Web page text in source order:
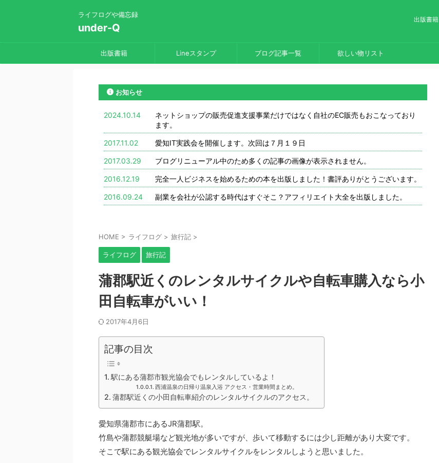
ライフログや備忘録
under-Q
出版書籍
出版書籍 Lineスタンプ ブログ記事一覧 欲しい物リスト
お知らせ
2024.10.14
ネットショップの販売促進支援事業だけではなく自社のEC販売もおこなっており
ます。
2017.11.02 愛知IT実践会を開催します。次回は７月１９日
2017.03.29 ブログリニューアル中のため多くの記事の画像が表示されません。
2016.12.19 完全一人ビジネスを始めるための本を出版しました！書評ありがとうございます。
2016.09.24 副業を会社が公認する時代はすぐそこ？アフィリエイト大全を出版しました。
HOME > ライフログ > 旅行記 >
ライフログ 旅行記
蒲郡駅近くのレンタルサイクルや自転車購入なら小
田自転車がいい！
2017年4月6日
記事の目次
駅にある蒲郡市観光協会でもレンタルしているよ！
西浦温泉の日帰り温泉入浴 アクセス・営業時間まとめ。
蒲郡駅近くの小田自転車紹介のレンタルサイクルのアクセス。
愛知県蒲郡市にあるJR蒲郡駅。
竹島や蒲郡競艇場など観光地が多いですが、歩いて移動するには少し距離があり大変です。
そこで駅にある観光協会でレンタルサイクルをレンタルしようと思いました。